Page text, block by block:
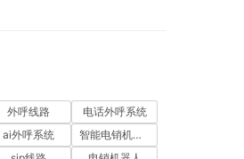
外呼线路
电话外呼系统
ai外呼系统
智能电销机器人